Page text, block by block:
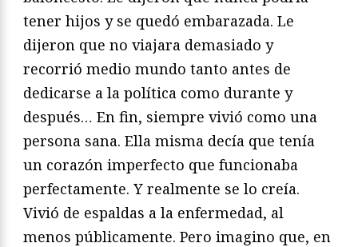
tener hijos y se quedó embarazada. Le
dijeron que no viajara demasiado y
recorrió medio mundo tanto antes de
dedicarse a la política como durante y
después… En fin, siempre vivió como una
persona sana. Ella misma decía que tenía
un corazón imperfecto que funcionaba
perfectamente. Y realmente se lo creía.
Vivió de espaldas a la enfermedad, al
menos públicamente. Pero imagino que, en